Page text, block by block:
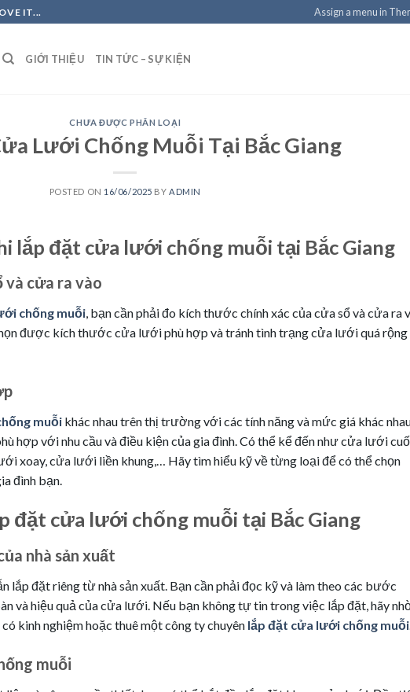
IT... Assign a menu in
GIỚI THIỆU TIN TỨC – SỰ KIỆN
CHƯA ĐƯỢC PHÂN LOẠI
Lưới Chống Muỗi Tại Bắc Giang
POSTED ON 16/06/2025 BY ADMIN
lắp đặt cửa lưới chống muỗi tại Bắc Giang
và cửa ra vào
chống muỗi, bạn cần phải đo kích thước chính xác của cửa sổ và cửa ra
được kích thước cửa lưới phù hợp và tránh tình trạng cửa lưới quá rộng
muỗi khác nhau trên thị trường với các tính năng và mức giá khác
hợp với nhu cầu và điều kiện của gia đình. Có thể kể đến như cửa lưới
xoay, cửa lưới liền khung,… Hãy tìm hiểu kỹ về từng loại để có thể chọn
đình bạn.
đặt cửa lưới chống muỗi tại Bắc Giang
nhà sản xuất
lắp đặt riêng từ nhà sản xuất. Bạn cần phải đọc kỹ và làm theo các bước
và hiệu quả của cửa lưới. Nếu bạn không tự tin trong việc lắp đặt, hãy
kinh nghiệm hoặc thuê một công ty chuyên lắp đặt cửa lưới chống muỗi
muỗi